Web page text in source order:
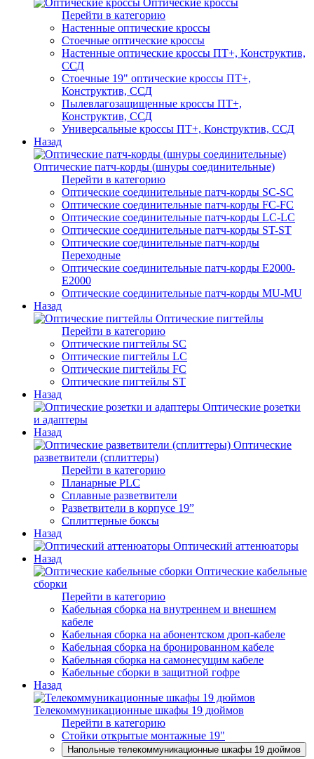
Оптические кроссы
Перейти в категорию
Настенные оптические кроссы
Стоечные оптические кроссы
Настенные оптические кроссы ПТ+, Конструктив,
ССД
Стоечные 19" оптические кроссы ПТ+,
Конструктив, ССД
Пылевлагозащищенные кроссы ПТ+,
Конструктив, ССД
Универсальные кроссы ПТ+, Конструктив, ССД
Назад
Оптические патч-корды (шнуры соединительные)
Перейти в категорию
Оптические соединительные патч-корды SC-SC
Оптические соединительные патч-корды FC-FC
Оптические соединительные патч-корды LC-LC
Оптические соединительные патч-корды ST-ST
Оптические соединительные патч-корды
Переходные
Оптические соединительные патч-корды E2000-
E2000
Оптические соединительные патч-корды MU-MU
Назад
Оптические пигтейлы
Перейти в категорию
Оптические пигтейлы SC
Оптические пигтейлы LC
Оптические пигтейлы FC
Оптические пигтейлы ST
Назад
Оптические розетки
и адаптеры
Назад
Оптические
разветвители (сплиттеры)
Перейти в категорию
Планарные PLC
Сплавные разветвители
Разветвители в корпусе 19”
Сплиттерные боксы
Назад
Оптический аттенюаторы
Назад
Оптические кабельные
сборки
Перейти в категорию
Кабельная сборка на внутреннем и внешнем
кабеле
Кабельная сборка на абонентском дроп-кабеле
Кабельная сборка на бронированном кабеле
Кабельная сборка на самонесущим кабеле
Кабельные сборки в защитной гофре
Назад
Телекоммуникационные шкафы 19 дюймов
Перейти в категорию
Стойки открытые монтажные 19"
Напольные телекоммуникационные шкафы 19 дюймов